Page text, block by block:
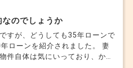
える
ぎ不要型）に対応している
のでしょうか
すが、どうしても35年ローンで
ローンを紹介されました。 妻
件自体は気にいっており、かな